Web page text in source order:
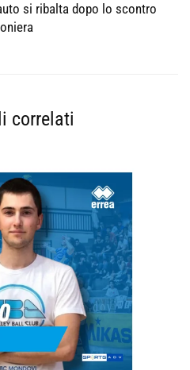
si ribalta dopo lo scontro
correlati